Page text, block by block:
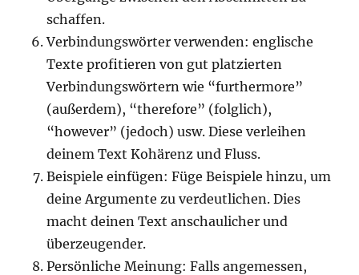
schaffen.
Verbindungswörter verwenden: englische
Texte profitieren von gut platzierten
Verbindungswörtern wie “furthermore”
(außerdem), “therefore” (folglich),
“however” (jedoch) usw. Diese verleihen
deinem Text Kohärenz und Fluss.
Beispiele einfügen: Füge Beispiele hinzu, um
deine Argumente zu verdeutlichen. Dies
macht deinen Text anschaulicher und
überzeugender.
Persönliche Meinung: Falls angemessen,